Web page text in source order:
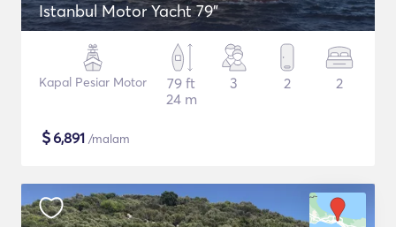
Istanbul Motor Yacht 79"
Kapal Pesiar Motor
79 ft
24 m
3 2 2
$6,891 /malam